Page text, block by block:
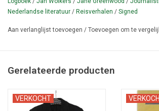
Verzameling Nederlandstalige artikelen en
vrijbuiter Jan Cremer (1940-2024); over
slachthuizen en bordelen, etc.
opgedragen aan Babet S. en (zijn hond) Kozak.
Nederlandse literatuur / Reisverhalen / Signed
Aan verlanglijst toevoegen / Toevoegen om te
Gerelateerde producten
VERKOCHT